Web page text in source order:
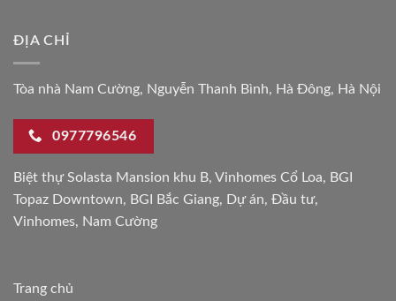
ĐỊA CHỈ
Tòa nhà Nam Cường, Nguyễn Thanh Bình, Hà Đông, Hà Nội
0977796546
Biệt thự Solasta Mansion khu B, Vinhomes Cổ Loa, BGI
Topaz Downtown, BGI Bắc Giang, Dự án, Đầu tư,
Vinhomes, Nam Cường
Trang chủ